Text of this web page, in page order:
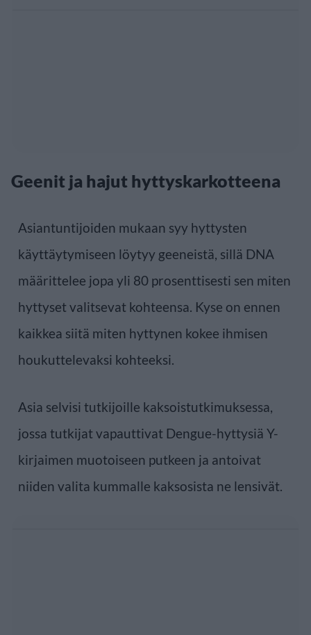
Geenit ja hajut hyttyskarkotteena
Asiantuntijoiden mukaan syy hyttysten
käyttäytymiseen löytyy geeneistä, sillä DNA
määrittelee jopa yli 80 prosenttisesti sen miten
hyttyset valitsevat kohteensa. Kyse on ennen
kaikkea siitä miten hyttynen kokee ihmisen
houkuttelevaksi kohteeksi.
Asia selvisi tutkijoille kaksoistutkimuksessa,
jossa tutkijat vapauttivat Dengue-hyttysiä Y-
kirjaimen muotoiseen putkeen ja antoivat
niiden valita kummalle kaksosista ne lensivät.